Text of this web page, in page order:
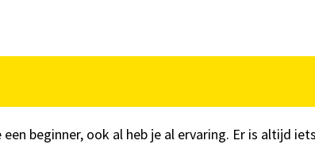
beginner, ook al heb je al ervaring. Er is altijd